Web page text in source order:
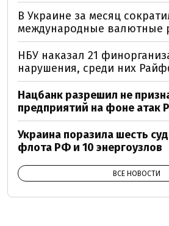
В Украине за месяц
международные валютные
НБУ наказал 21
нарушения, среди них
Нацбанк разрешил не
предприятий на фоне атак
Украина поразила шесть
флота РФ и 10 энергоузлов
ВСЕ НОВОСТИ